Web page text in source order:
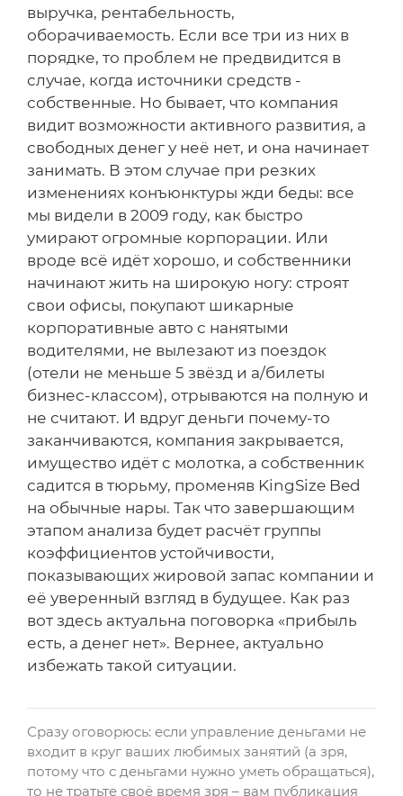
выручка, рентабельность,
оборачиваемость. Если все три из них в
порядке, то проблем не предвидится в
случае, когда источники средств -
собственные. Но бывает, что компания
видит возможности активного развития, а
свободных денег у неё нет, и она начинает
занимать. В этом случае при резких
изменениях конъюнктуры жди беды: все
мы видели в 2009 году, как быстро
умирают огромные корпорации. Или
вроде всё идёт хорошо, и собственники
начинают жить на широкую ногу: строят
свои офисы, покупают шикарные
корпоративные авто с нанятыми
водителями, не вылезают из поездок
(отели не меньше 5 звёзд и а/билеты
бизнес-классом), отрываются на полную и
не считают. И вдруг деньги почему-то
заканчиваются, компания закрывается,
имущество идёт с молотка, а собственник
садится в тюрьму, променяв KingSize Bed
на обычные нары. Так что завершающим
этапом анализа будет расчёт группы
коэффициентов устойчивости,
показывающих жировой запас компании и
её уверенный взгляд в будущее. Как раз
вот здесь актуальна поговорка «прибыль
есть, а денег нет». Вернее, актуально
избежать такой ситуации.
Сразу оговорюсь: если управление деньгами не
входит в круг ваших любимых занятий (а зря,
потому что с деньгами нужно уметь обращаться),
то не тратьте своё время зря – вам публикация